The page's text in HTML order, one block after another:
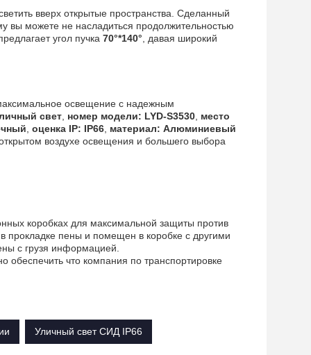
вверх открытые пространства. Сделанный
вы можете не насладиться продолжительностью
угол пучка 70°*140° , давая широкий
освещение с надежным
свет номер модели: LYD-S3530 место
оценка IP: IP66 материал: Алюминиевый
воздухе освещения и большего выбора
коробках для максимальной защиты против
прокладке пены и помещен в коробке с другими
с грузя информацией.
что компания по транспортировке
Уличный свет СИД IP66